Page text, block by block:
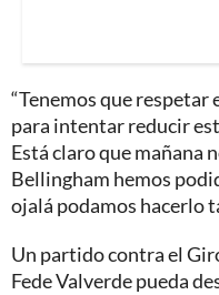
“Tenemos que respetar
para intentar reducir
Está claro que mañana
Bellingham hemos
ojalá podamos hacerlo
Un partido contra el
Fede Valverde pueda